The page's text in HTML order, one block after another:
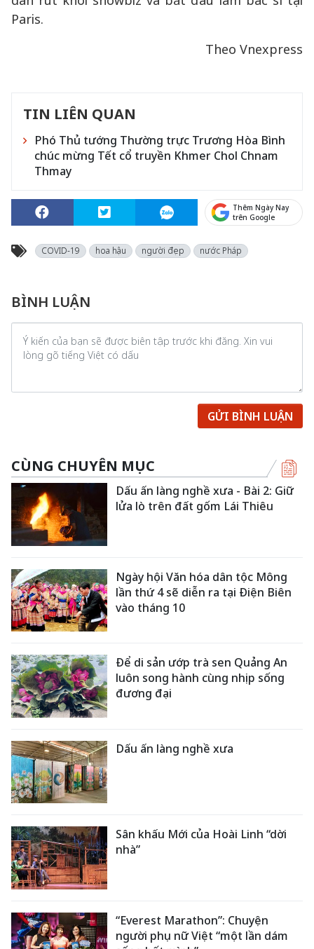
Paris.
Theo Vnexpress
TIN LIÊN QUAN
Phó Thủ tướng Thường trực Trương Hòa Bình
chúc mừng Tết cổ truyền Khmer Chol Chnam
Thmay
Thêm Ngày Nay
trên Google
COVID-19 hoa hậu người đẹp nước Pháp
BÌNH LUẬN
GỬI BÌNH LUẬN
CÙNG CHUYÊN MỤC
Dấu ấn làng nghề xưa - Bài 2: Giữ
lửa lò trên đất gốm Lái Thiêu
Ngày hội Văn hóa dân tộc Mông
lần thứ 4 sẽ diễn ra tại Điện Biên
vào tháng 10
Để di sản ướp trà sen Quảng An
luôn song hành cùng nhịp sống
đương đại
Dấu ấn làng nghề xưa
Sân khấu Mới của Hoài Linh “dời
nhà”
“Everest Marathon”: Chuyện
người phụ nữ Việt “một lần dám